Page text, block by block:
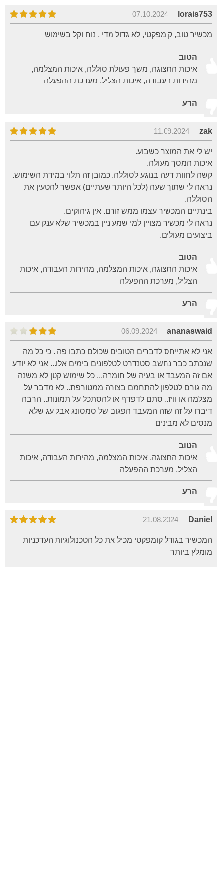
lorais753
07.10.2024
מכשיר טוב, קומפקטי, לא גדול מדי , נוח וקל בשימוש
הטוב
איכות התצוגה, משך פעולת סוללה, איכות המצלמה,
מהירות העבודה, איכות הצליל, מערכת ההפעלה
הרע
zak
11.09.2024
יש לי את המוצר כשבוע.
איכות המסך מעולה.
קשה לחוות דעה בנוגע לסוללה. כמובן זה תלוי במידת השימוש.
נראה לי שתוך שעה (לכל היותר שעתיים) אפשר להטעין את
הסוללה.
בינתיים המכשיר עצמו ממש זורם. אין גיהוקים.
נראה לי מכשיר מצויין למי שמעוניין במכשיר שלא ענק עם
ביצועים מעולים.
הטוב
איכות התצוגה, איכות המצלמה, מהירות העבודה, איכות
הצליל, מערכת ההפעלה
הרע
ananaswaid
06.09.2024
אני לא אתייחס לדברים הטובים שכולם כתבו פה.. כי כל מה
שנכתב כבר נחשב סטנדרט לטלפונים בימים אלו... אני לא יודע
אם זה המעבד או בעיה של חומרה... כל שימוש קטן לא משנה
מה גורם לטלפון להתחמם בצורה ממטורפת.. לא מדבר על
מצלמה או וויז.. סתם לדפדף או להסתכל על תמונות.. הרבה
דיברו על זה שזה המעבד הפגום של סמסונג אבל עג שלא
מנסים לא מבינים
הטוב
איכות התצוגה, איכות המצלמה, מהירות העבודה, איכות
הצליל, מערכת ההפעלה
הרע
Daniel
21.08.2024
המכשיר בגודל קומפקטי מכיל את כל הטכנולוגיות העדכניות
מומלץ ביותר